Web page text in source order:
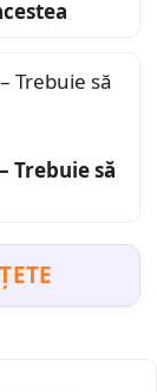
Trebuie să